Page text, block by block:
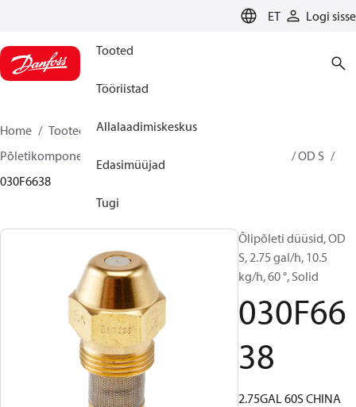
ET Logi sisse
Tooted
Tööriistad
Allalaadimiskeskus
Edasimüüjad
Tugi
Home Tooted
Climate Solutions for heating
Põletikomponendid
OD B / OD H / OD S
030F6638
Õlipõleti düüsid, OD
S, 2.75 gal/h, 10.5
kg/h, 60 °, Solid
030F66
38
2.75GAL 60S CHINA